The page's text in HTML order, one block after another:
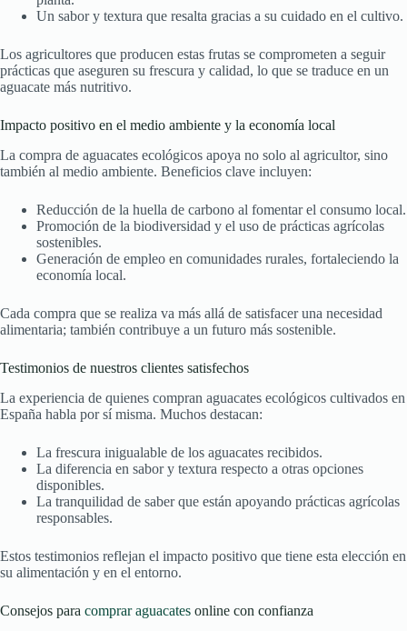
Un sabor y textura que resalta gracias a su cuidado en el cultivo.
Los agricultores que producen estas frutas se comprometen a seguir
prácticas que aseguren su frescura y calidad, lo que se traduce en un
aguacate más nutritivo.
Impacto positivo en el medio ambiente y la economía local
La compra de aguacates ecológicos apoya no solo al agricultor, sino
también al medio ambiente. Beneficios clave incluyen:
Reducción de la huella de carbono al fomentar el consumo local.
Promoción de la biodiversidad y el uso de prácticas agrícolas
sostenibles.
Generación de empleo en comunidades rurales, fortaleciendo la
economía local.
Cada compra que se realiza va más allá de satisfacer una necesidad
alimentaria; también contribuye a un futuro más sostenible.
Testimonios de nuestros clientes satisfechos
La experiencia de quienes compran aguacates ecológicos cultivados en
España habla por sí misma. Muchos destacan:
La frescura inigualable de los aguacates recibidos.
La diferencia en sabor y textura respecto a otras opciones
disponibles.
La tranquilidad de saber que están apoyando prácticas agrícolas
responsables.
Estos testimonios reflejan el impacto positivo que tiene esta elección en
su alimentación y en el entorno.
Consejos para comprar aguacates online con confianza